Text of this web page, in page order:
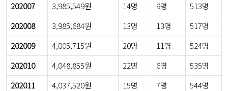
202007
3,985,549원 14명 9명
513명
202008
3,985,684원 13명 13명
517명
202009
4,005,715원 20명 11명
524명
202010
4,048,855원 22명 6명
535명
202011
4,037,520원 15명 7명
544명